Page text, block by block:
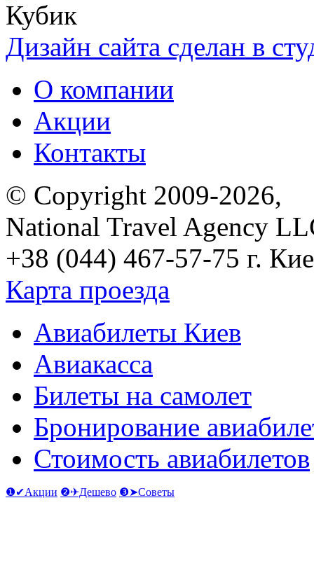
Дизайн сайта сделан в
О компании
Акции
Контакты
© Copyright 2009-2026,
National Travel Agency
+38 (044) 467-57-75 г.
Карта проезда
Авиабилеты Киев
Авиакасса
Билеты на самолет
Бронирование
Стоимость авиабилетов
❶✔Акции ❷✈Дешево ❸➤Советы